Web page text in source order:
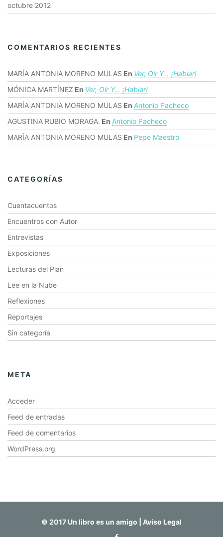
octubre 2012
COMENTARIOS RECIENTES
MARÍA ANTONIA MORENO MULAS En Ver, Oír Y… ¡hablar!
MÓNICA MARTÍNEZ En Ver, Oír Y… ¡hablar!
MARÍA ANTONIA MORENO MULAS En Antonio Pacheco
AGUSTINA RUBIO MORAGA. En Antonio Pacheco
MARÍA ANTONIA MORENO MULAS En Pepe Maestro
CATEGORÍAS
Cuentacuentos
Encuentros con Autor
Entrevistas
Exposiciones
Lecturas del Plan
Lee en la Nube
Reflexiones
Reportajes
Sin categoría
META
Acceder
Feed de entradas
Feed de comentarios
WordPress.org
© 2017 Un libro es un amigo | Aviso Legal